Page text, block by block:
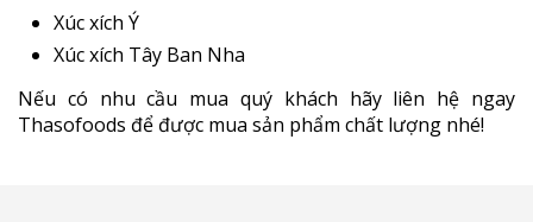
Xúc xích Ý
Xúc xích Tây Ban Nha
Nếu có nhu cầu mua quý khách hãy liên hệ ngay
Thasofoods để được mua sản phẩm chất lượng nhé!